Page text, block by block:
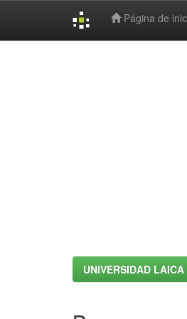
Página de
UNIVERSIDAD